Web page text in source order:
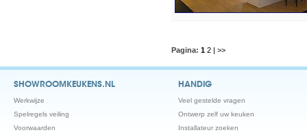
Pagina: 1 2 | >>
SHOWROOMKEUKENS.NL
Werkwijze
Spelregels veiling
Voorwaarden
HANDIG
Veel gestelde vragen
Ontwerp zelf uw keuken
Installateur zoeken